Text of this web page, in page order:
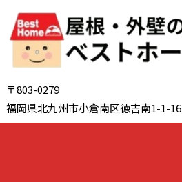
〒803-0279
福岡県北九州市小倉南区徳吉南1-1-16